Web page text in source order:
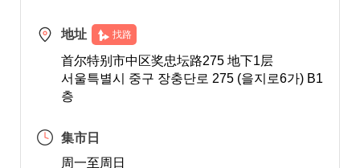
地址 找路
首尔特别市中区奖忠坛路275 地下1层
서울특별시 중구 장충단로 275 (을지로6가) B1
층
集市日
周一至周日